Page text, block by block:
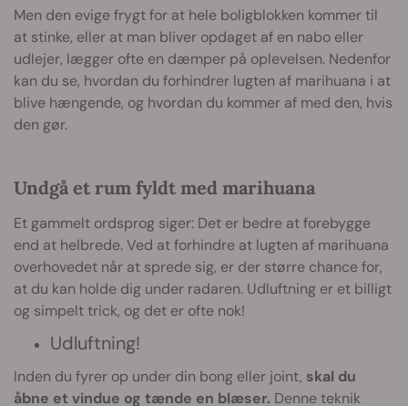
Men den evige frygt for at hele boligblokken kommer til
at stinke, eller at man bliver opdaget af en nabo eller
udlejer, lægger ofte en dæmper på oplevelsen. Nedenfor
kan du se, hvordan du forhindrer lugten af marihuana i at
blive hængende, og hvordan du kommer af med den, hvis
den gør.
Undgå et rum fyldt med marihuana
Et gammelt ordsprog siger: Det er bedre at forebygge
end at helbrede. Ved at forhindre at lugten af marihuana
overhovedet når at sprede sig, er der større chance for,
at du kan holde dig under radaren. Udluftning er et billigt
og simpelt trick, og det er ofte nok!
Udluftning!
Inden du fyrer op under din bong eller joint, skal du
åbne et vindue og tænde en blæser. Denne teknik